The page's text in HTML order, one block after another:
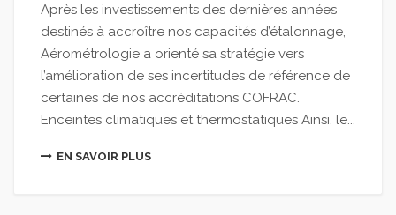
Après les investissements des dernières années
destinés à accroître nos capacités d’étalonnage,
Aérométrologie a orienté sa stratégie vers
l’amélioration de ses incertitudes de référence de
certaines de nos accréditations COFRAC.
Enceintes climatiques et thermostatiques Ainsi, le...
EN SAVOIR PLUS